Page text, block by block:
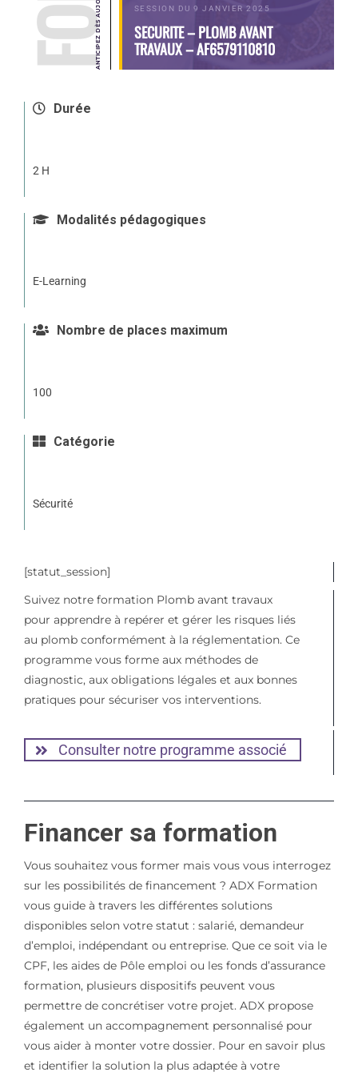
SESSION DU 9 JANVIER 2025
SECURITE – PLOMB AVANT
TRAVAUX – AF6579110810
Durée
2 H
Modalités pédagogiques
E-Learning
Nombre de places maximum
100
Catégorie
Sécurité
[statut_session]
Suivez notre formation Plomb avant travaux
pour apprendre à repérer et gérer les risques liés
au plomb conformément à la réglementation. Ce
programme vous forme aux méthodes de
diagnostic, aux obligations légales et aux bonnes
pratiques pour sécuriser vos interventions.
Consulter notre programme associé
Financer sa formation
Vous souhaitez vous former mais vous vous interrogez
sur les possibilités de financement ? ADX Formation
vous guide à travers les différentes solutions
disponibles selon votre statut : salarié, demandeur
d’emploi, indépendant ou entreprise. Que ce soit via le
CPF, les aides de Pôle emploi ou les fonds d’assurance
formation, plusieurs dispositifs peuvent vous
permettre de concrétiser votre projet. ADX propose
également un accompagnement personnalisé pour
vous aider à monter votre dossier. Pour en savoir plus
et identifier la solution la plus adaptée à votre